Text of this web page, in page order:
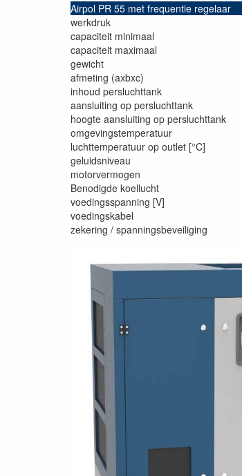
Airpol PR 55 met frequentie regelaar
werkdruk
capaciteit minimaal
capaciteit maximaal
gewicht
afmeting (axbxc)
inhoud persluchttank
aansluiting op persluchttank
hoogte aansluiting op persluchttank
omgevingstemperatuur
luchttemperatuur op outlet [°C]
geluidsniveau
motorvermogen
Benodigde koellucht
voedingsspanning [V]
voedingskabel
zekering / spanningsbeveiliging